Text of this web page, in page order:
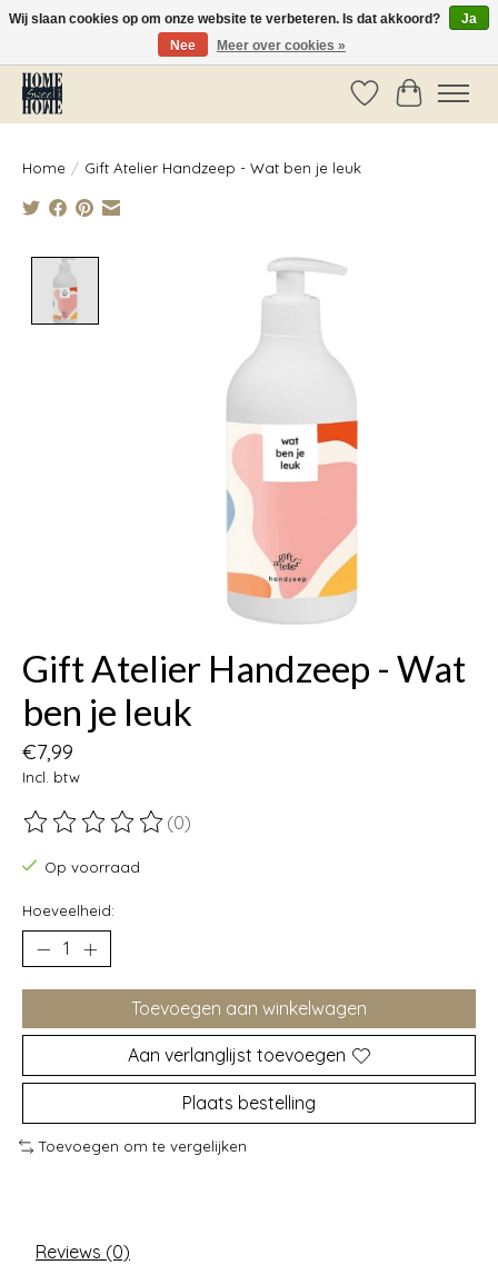
Vóór 14:00 besteld, dezelfde dag verzonden!
Verlanglijst
Home / Gift Atelier Handzeep - Wat ben je leuk
Product image slideshow Items
Gift Atelier Handzeep - Wat
ben je leuk
€7,99
Incl. btw
De beoordeling van dit product is
(0)
Op voorraad
Hoeveelheid:
Toevoegen aan winkelwagen
Aan verlanglijst toevoegen
Plaats bestelling
Toevoegen om te vergelijken
Reviews (0)
Wij slaan cookies op om onze website te verbeteren. Is dat akkoord?
Ja
Nee
Meer over cookies »